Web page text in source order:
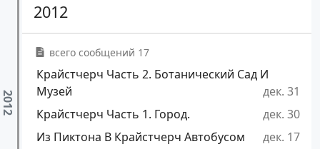
2012
всего сообщений 17
Крайстчерч Часть 2. Ботанический Сад И
Музей
дек. 31
Крайстчерч Часть 1. Город.
дек. 30
Из Пиктона В Крайстчерч Автобусом
дек. 17